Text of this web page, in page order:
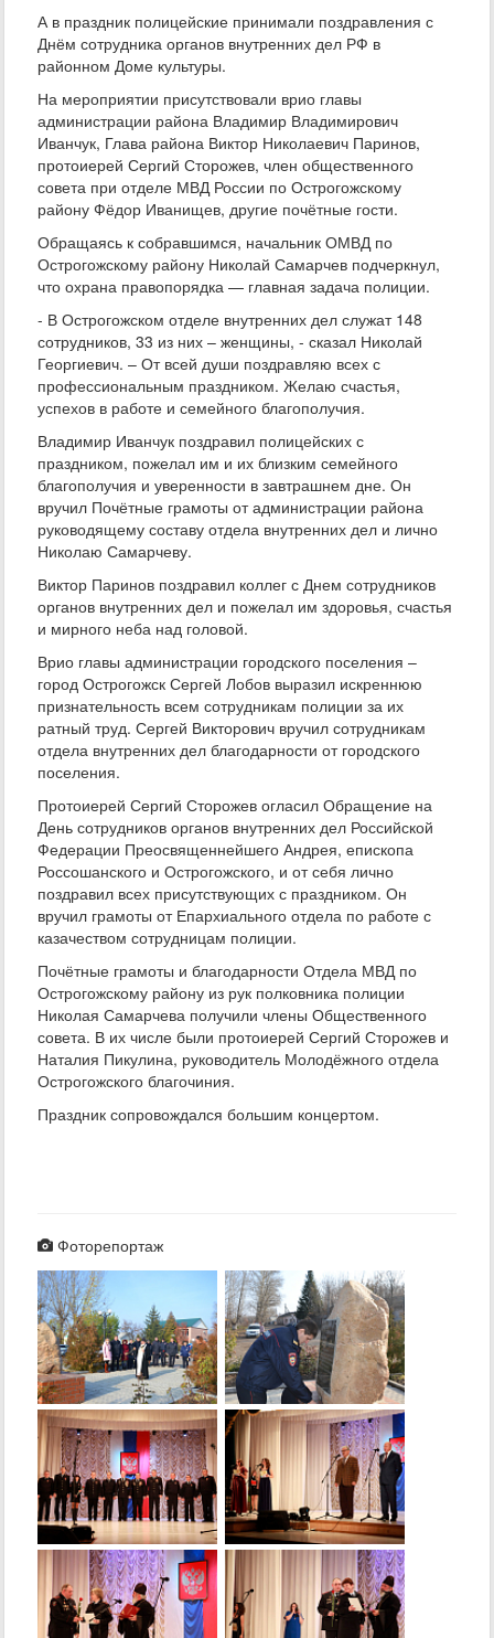
А в праздник полицейские принимали поздравления с
Днём сотрудника органов внутренних дел РФ в
районном Доме культуры.
На мероприятии присутствовали врио главы
администрации района Владимир Владимирович
Иванчук, Глава района Виктор Николаевич Паринов,
протоиерей Сергий Сторожев, член общественного
совета при отделе МВД России по Острогожскому
району Фёдор Иванищев, другие почётные гости.
Обращаясь к собравшимся, начальник ОМВД по
Острогожскому району Николай Самарчев подчеркнул,
что охрана правопорядка — главная задача полиции.
- В Острогожском отделе внутренних дел служат 148
сотрудников, 33 из них – женщины, - сказал Николай
Георгиевич. – От всей души поздравляю всех с
профессиональным праздником. Желаю счастья,
успехов в работе и семейного благополучия.
Владимир Иванчук поздравил полицейских с
праздником, пожелал им и их близким семейного
благополучия и уверенности в завтрашнем дне. Он
вручил Почётные грамоты от администрации района
руководящему составу отдела внутренних дел и лично
Николаю Самарчеву.
Виктор Паринов поздравил коллег с Днем сотрудников
органов внутренних дел и пожелал им здоровья, счастья
и мирного неба над головой.
Врио главы администрации городского поселения –
город Острогожск Сергей Лобов выразил искреннюю
признательность всем сотрудникам полиции за их
ратный труд. Сергей Викторович вручил сотрудникам
отдела внутренних дел благодарности от городского
поселения.
Протоиерей Сергий Сторожев огласил Обращение на
День сотрудников органов внутренних дел Российской
Федерации Преосвященнейшего Андрея, епископа
Россошанского и Острогожского, и от себя лично
поздравил всех присутствующих с праздником. Он
вручил грамоты от Епархиального отдела по работе с
казачеством сотрудницам полиции.
Почётные грамоты и благодарности Отдела МВД по
Острогожскому району из рук полковника полиции
Николая Самарчева получили члены Общественного
совета. В их числе были протоиерей Сергий Сторожев и
Наталия Пикулина, руководитель Молодёжного отдела
Острогожского благочиния.
Праздник сопровождался большим концертом.
Фоторепортаж